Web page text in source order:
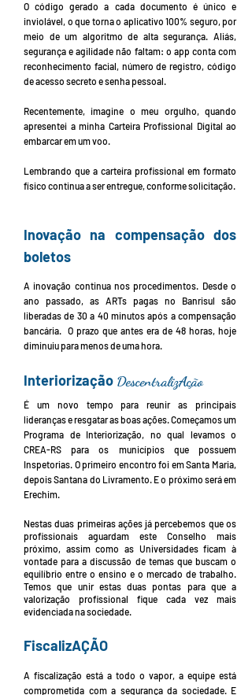
O código gerado a cada documento é único e
inviolável, o que torna o aplicativo 100% seguro, por
meio de um algoritmo de alta segurança. Aliás,
segurança e agilidade não faltam: o app conta com
reconhecimento facial, número de registro, código
de acesso secreto e senha pessoal.
Recentemente, imagine o meu orgulho, quando
apresentei a minha Carteira Profissional Digital ao
embarcar em um voo.
Lembrando que a carteira profissional em formato
físico continua a ser entregue, conforme solicitação.
Inovação na compensação dos
boletos
A inovação continua nos procedimentos. Desde o
ano passado, as ARTs pagas no Banrisul são
liberadas de 30 a 40 minutos após a compensação
bancária. O prazo que antes era de 48 horas, hoje
diminuiu para menos de uma hora.
Interiorização DescentralizAção
É um novo tempo para reunir as principais
lideranças e resgatar as boas ações. Começamos um
Programa de Interiorização, no qual levamos o
CREA-RS para os municípios que possuem
Inspetorias. O primeiro encontro foi em Santa Maria,
depois Santana do Livramento. E o próximo será em
Erechim.
Nestas duas primeiras ações já percebemos que os
profissionais aguardam este Conselho mais
próximo, assim como as Universidades ficam à
vontade para a discussão de temas que buscam o
equilíbrio entre o ensino e o mercado de trabalho.
Temos que unir estas duas pontas para que a
valorização profissional fique cada vez mais
evidenciada na sociedade.
FiscalizAÇÃO
A fiscalização está a todo o vapor, a equipe está
comprometida com a segurança da sociedade. E